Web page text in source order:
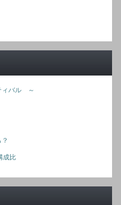
ィバル ～
成比